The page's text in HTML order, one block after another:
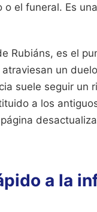
el funeral. Es
Rubiáns, es el
un
suele seguir un
a los
a la